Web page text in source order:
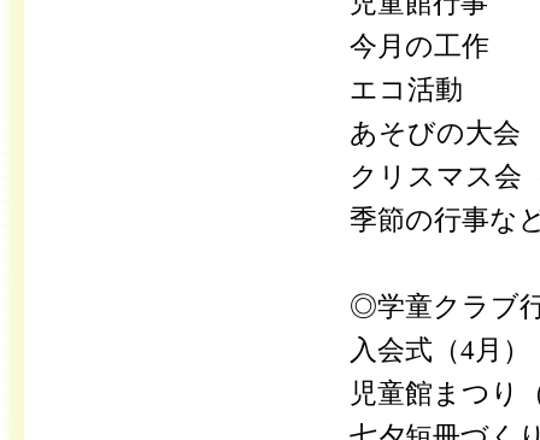
今月の工作
エコ活動
あそびの大会
クリスマス会
季節の行事な
◎学童クラブ
入会式（4月）
児童館まつり